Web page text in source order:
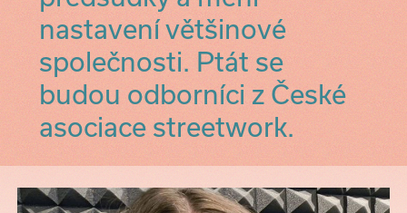
nastavení většinové
společnosti. Ptát se
budou odborníci z České
asociace streetwork.